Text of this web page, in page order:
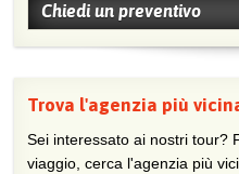
Chiedi un preventivo
Trova l'agenzia più
Sei interessato ai nostri tour?
viaggio, cerca l'agenzia più